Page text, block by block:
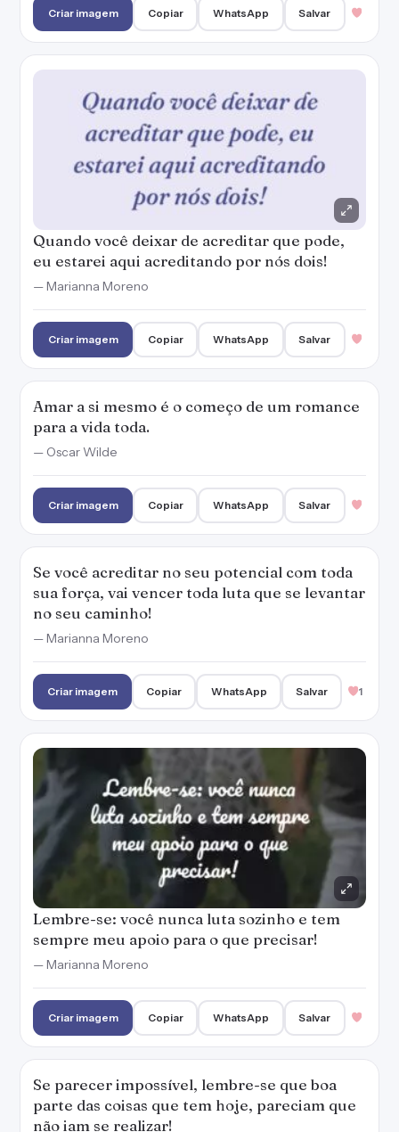
Criar imagem Copiar WhatsApp Salvar
Quando você deixar de acreditar que pode,
eu estarei aqui acreditando por nós dois!
— Marianna Moreno
Criar imagem Copiar WhatsApp Salvar
Amar a si mesmo é o começo de um romance
para a vida toda.
— Oscar Wilde
Criar imagem Copiar WhatsApp Salvar
Se você acreditar no seu potencial com toda
sua força, vai vencer toda luta que se levantar
no seu caminho!
— Marianna Moreno
Criar imagem Copiar WhatsApp Salvar 1
Lembre-se: você nunca luta sozinho e tem
sempre meu apoio para o que precisar!
— Marianna Moreno
Criar imagem Copiar WhatsApp Salvar
Se parecer impossível, lembre-se que boa
parte das coisas que tem hoje, pareciam que
não iam se realizar!